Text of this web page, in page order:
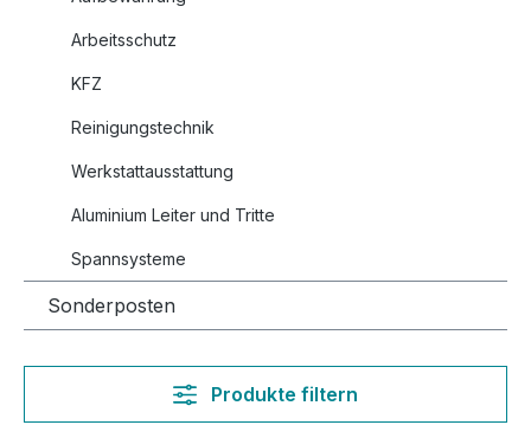
Arbeitsschutz
KFZ
Reinigungstechnik
Werkstattausstattung
Aluminium Leiter und Tritte
Spannsysteme
Sonderposten
Produkte filtern